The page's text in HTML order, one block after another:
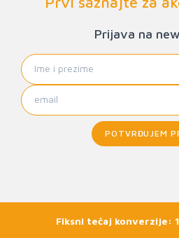
Prijava na
POTVRĐUJEM
Fiksni tečaj konverzije: